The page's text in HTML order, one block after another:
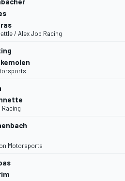
/ Alex Job Racing
Racing
Motorsports